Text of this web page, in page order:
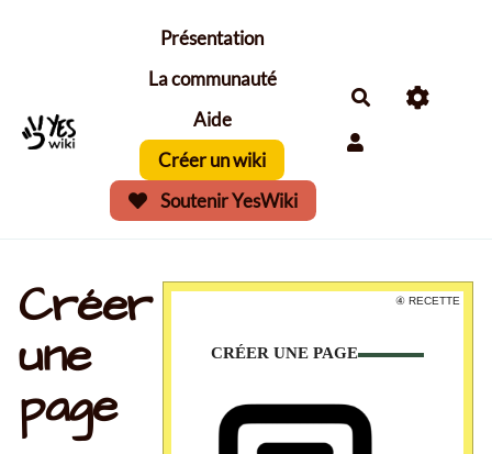
Aller au contenu principal
Présentation
La communauté
Aide
Créer un wiki
Soutenir YesWiki
④ RECETTE
CRÉER UNE PAGE
CRÉER UNE PAGE
Il est possible de créer une page de diverses
Se référer à la carte "Ajouter un lien
Créer
une
page